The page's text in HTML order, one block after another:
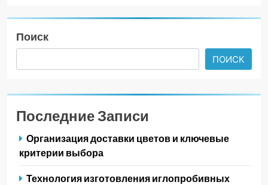
Поиск
ПОИСК
Последние Записи
Организация доставки цветов и ключевые
критерии выбора
Технология изготовления иглопробивных